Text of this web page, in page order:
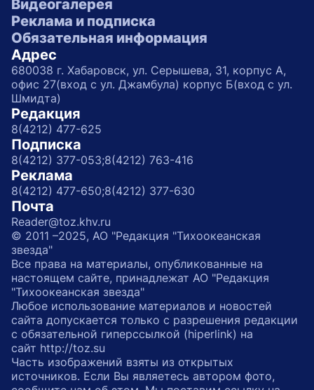
Видеогалерея
Реклама и подписка
Обязательная информация
Адрес
680038 г. Хабаровск, ул. Серышева, 31, корпус А,
офис 27(вход с ул. Джамбула) корпус Б(вход с ул.
Шмидта)
Редакция
8(4212) 477-625
Подписка
8(4212) 377-053;8(4212) 763-416
Реклама
8(4212) 477-650;8(4212) 377-630
Почта
Reader@toz.khv.ru
© 2011 –2025, АО "Редакция "Тихоокеанская
звезда"
Все права на материалы, опубликованные на
настоящем сайте, принадлежат АО "Редакция
"Тихоокеанская звезда"
Любое использование материалов и новостей
сайта допускается только с разрешения редакции
с обязательной гиперссылкой (hiperlink) на
сайт http://toz.su
Часть изображений взяты из открытых
источников. Если Вы являетесь автором фото,